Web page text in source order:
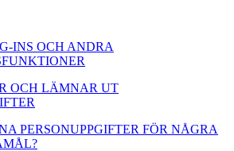
INS OCH ANDRA
OCH LÄMNAR UT
PERSONUPPGIFTER FÖR NÅGRA